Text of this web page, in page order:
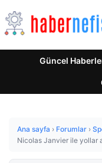
Güncel
Ana sayfa › Forumlar ›
Nicolas Janvier ile yollar